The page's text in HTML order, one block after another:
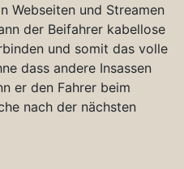
Webseiten und Streamen
der Beifahrer kabellose
und somit das volle
dass andere Insassen
er den Fahrer beim
nach der nächsten